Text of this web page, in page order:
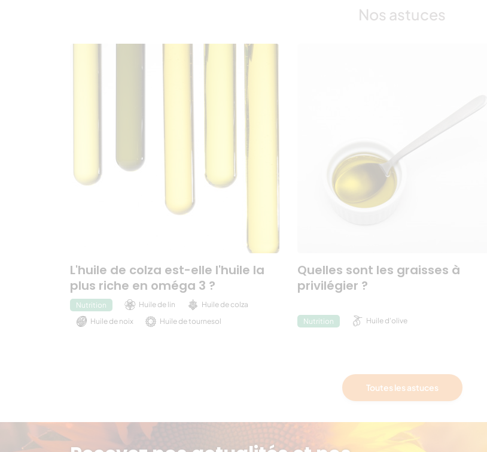
Nos astuces
L'huile de colza est-elle l'huile la
plus riche en oméga 3 ?
Nutrition Huile de lin
Huile de colza
Huile de noix
Huile de tournesol
Quelles sont les graisses à
privilégier ?
Nutrition Huile d'olive
Toutes les astuces